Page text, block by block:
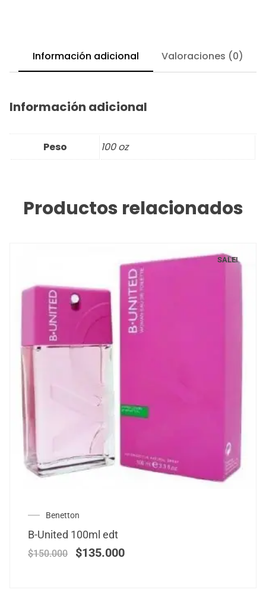
Información adicional Valoraciones (0)
Información adicional
Peso 100 oz
Productos relacionados
SALE!
Benetton
B-United 100ml edt
$150.000 $135.000